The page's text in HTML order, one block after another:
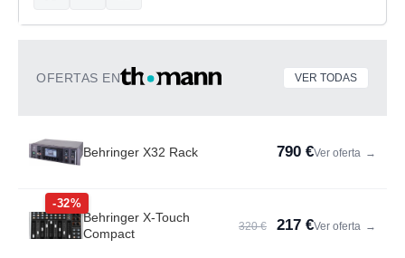
OFERTAS EN VER TODAS
Behringer X32 Rack 790 €Ver oferta →
-32%
Behringer X-Touch
Compact
320 € 217 €Ver oferta →